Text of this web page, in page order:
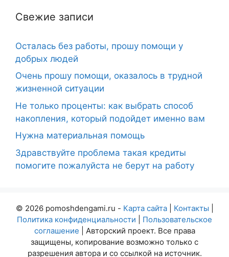
Свежие записи
Осталась без работы, прошу помощи у
добрых людей
Очень прошу помощи, оказалось в трудной
жизненной ситуации
Не только проценты: как выбрать способ
накопления, который подойдет именно вам
Нужна материальная помощь
Здравствуйте проблема такая кредиты
помогите пожалуйста не берут на работу
© 2026 pomoshdengami.ru - Карта сайта| Контакты
Политика конфиденциальности
Пользовательское
соглашение | Авторский проект. Все права
защищены, копирование возможно только с
разрешения автора и со ссылкой на источник.